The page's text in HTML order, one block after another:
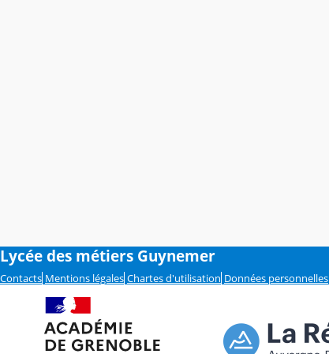
Lycée des métiers Guynemer
Contacts Mentions légales Chartes d'utilisation Données personnelles